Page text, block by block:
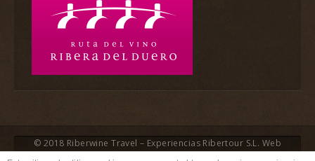
© 2018 Riberwine Travel – Experiencias Ribertour S.L. Web